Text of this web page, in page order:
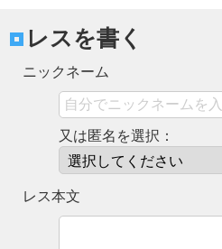
レスを書く
ニックネーム
又は匿名を選択：
レス本文